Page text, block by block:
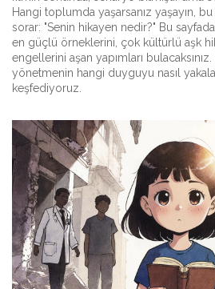
Hangi toplumda yaşarsanız yaşayın,
sorar: "Senin hikayen nedir?" Bu
en güçlü örneklerini, çok kültürlü aşk
engellerini aşan yapımları
yönetmenin hangi duyguyu nasıl
keşfediyoruz.